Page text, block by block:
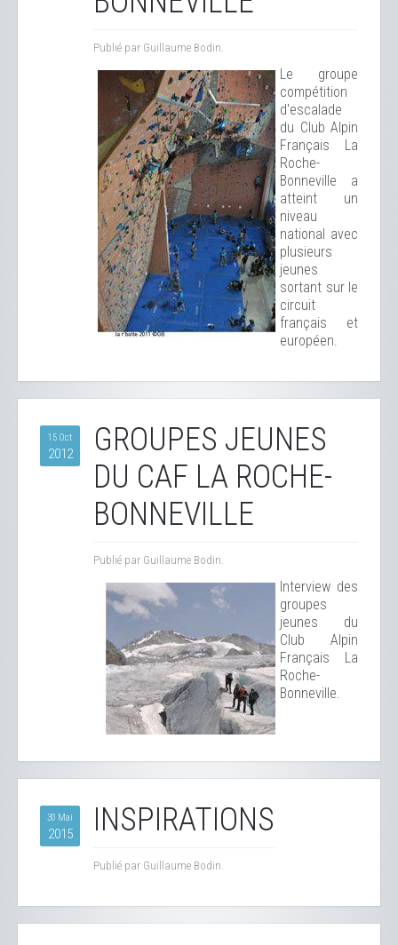
Publié par Guillaume Bodin.
Le groupe
compétition
d'escalade
du Club Alpin
Français La
Roche-
Bonneville a
atteint un
niveau
national avec
plusieurs
jeunes
sortant sur le
circuit
français et
européen.
15 Oct
2012
GROUPES JEUNES
DU CAF LA ROCHE-
BONNEVILLE
Publié par Guillaume Bodin.
Interview des
groupes
jeunes du
Club Alpin
Français La
Roche-
Bonneville.
30 Mai
2015 INSPIRATIONS
Publié par Guillaume Bodin.